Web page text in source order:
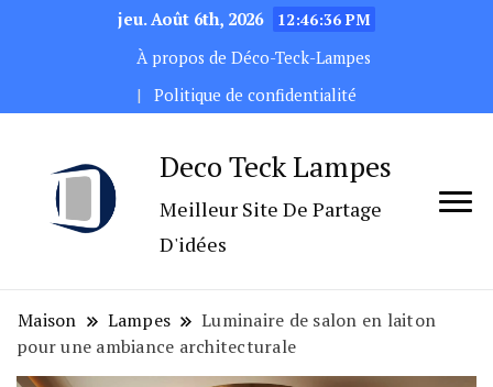
jeu. Août 6th, 2026
12:46:37 PM
À propos de Déco-Teck-Lampes
Politique de confidentialité
Deco Teck Lampes
Meilleur Site De Partage
D'idées
Maison Lampes
Luminaire de salon en laiton
pour une ambiance architecturale